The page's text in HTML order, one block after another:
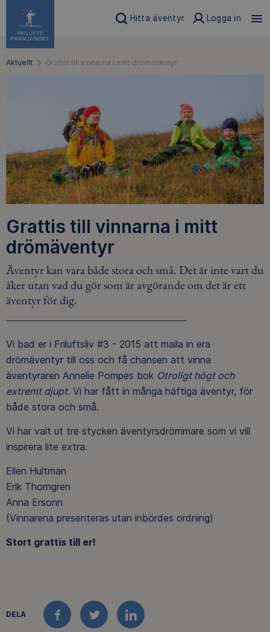
Hitta äventyr Logga in
Aktuellt Grattis till vinnarna i mitt drömäventyr
Grattis till vinnarna i mitt
drömäventyr
Äventyr kan vara både stora och små. Det är inte vart du
åker utan vad du gör som är avgörande om det är ett
äventyr för dig.
Vi bad er i Friluftsliv #3 - 2015 att maila in era
drömäventyr till oss och få chansen att vinna
äventyraren Annelie Pompes bok Otroligt högt och
extremt djupt. Vi har fått in många häftiga äventyr, för
både stora och små.
Vi har valt ut tre stycken äventyrsdrömmare som vi vill
inspirera lite extra.
Ellen Hultman
Erik Thorngren
Anna Ersonn
(Vinnarena presenteras utan inbördes ordning)
Stort grattis till er!
DELA
FACEBOOKTWITTERLINKEDIN